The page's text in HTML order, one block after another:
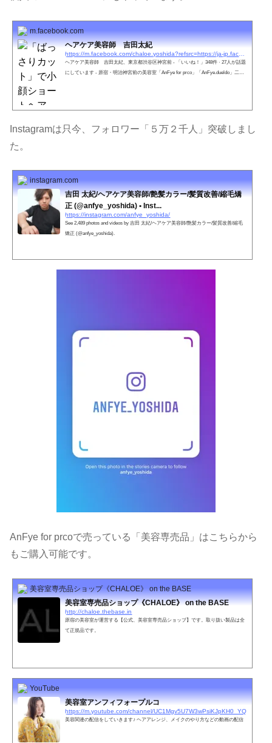
m.facebook.com
ヘアケア美容師 吉田太紀
ヘアケア美容師 吉田太紀、東京都渋谷区神宮前 - 「いいね！」348件 · 27人が話題
にしています - 原宿・明治神宮前の美容室「AnFye for prco」「AnFye.dueldo」二&#
Instagramは只今、フォロワー「５万２千人」突破しまし
た。
instagram.com
吉田 太紀/ヘアケア美容師/艶髪カラー/髪質改善/縮毛矯
正 (@anfye_yoshida) • Inst...
https://instagram.com/anfye_yoshida/
See 2,489 photos and videos by 吉田 太紀/ヘアケア美容師/艶髪カラー/髪質改善/縮毛
矯正 (@anfye_yoshida).
AnFye for prcoで売っている「美容専売品」はこちらから
もご購入可能です。
美容室専売品ショップ《CHALOE》 on the BASE
美容室専売品ショップ《CHALOE》 on the BASE
http://chaloe.thebase.in
原宿の美容室が運営する【公式、美容室専売品ショップ】です。取り扱い製品は全
て正規品です。
YouTube
美容室アンフィフォープルコ
https://m.youtube.com/channel/UC1Mgv5U7W3wPsiKJpKH0_YQ
美容関連の配信をしていきます♪ ヘアアレンジ、メイクのやり方などの動画の配信